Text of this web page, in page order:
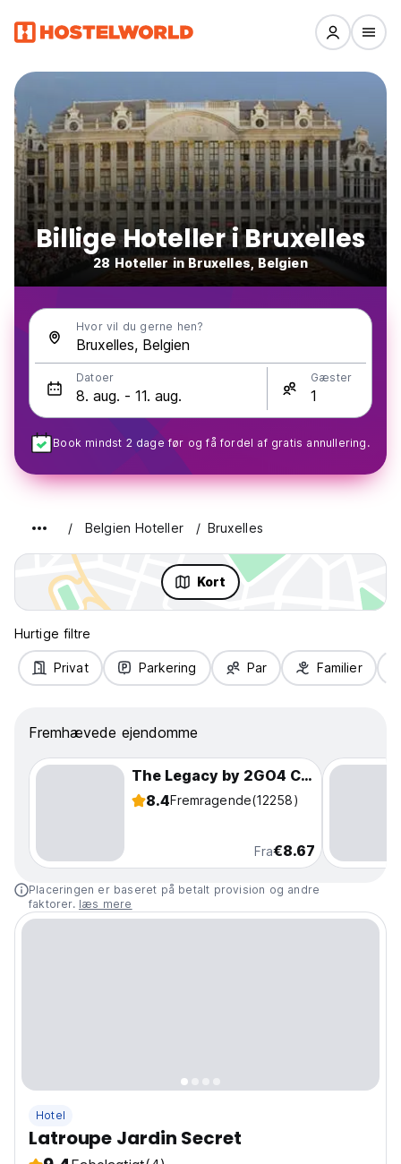
Billige Hoteller i Bruxelles
28 Hoteller in Bruxelles, Belgien
Hvor vil du gerne hen?
Datoer Gæster
Book mindst 2 dage før og få fordel af gratis annullering.
Belgien Hoteller Bruxelles
Kort
Hurtige filtre
Privat Parkering Par Familier
Fremhævede ejendomme
The Legacy by 2GO4 City Center
8.4Fremragende(12258)
Fra€8.67
Placeringen er baseret på betalt provision og andre
faktorer. læs mere
Hotel
Latroupe Jardin Secret